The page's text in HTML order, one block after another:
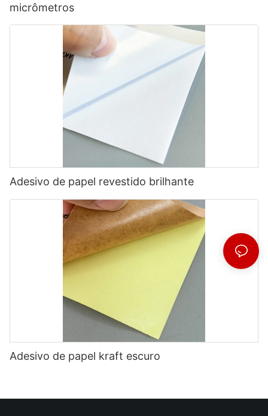
micrômetros
Adesivo de papel revestido brilhante
Adesivo de papel kraft escuro